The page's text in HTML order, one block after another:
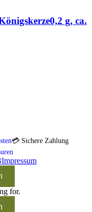
g, ca.
💳 Sichere Zahlung
Impressum
for.